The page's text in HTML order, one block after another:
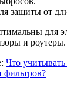
защиты от
для
и роутеры.
Что
фильтров?